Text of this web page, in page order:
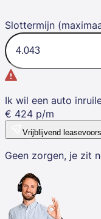
Slottermijn
Ik wil een auto
€ 424 p/m
Vrijblijvend
Geen zorgen, je zit